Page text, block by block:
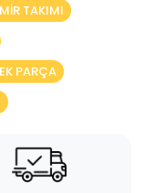
TAKIMI
PARÇA